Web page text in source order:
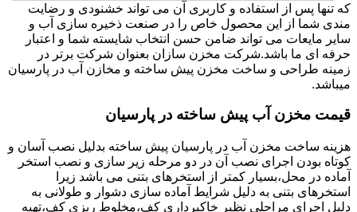
که تنها پس از استفاده و کاربری آن می تواند خشنودی و رضایت
مندی شما از این محصول خاص را در صنعت ذخیره سازی آب و
سایر مایعات می تواند ضامن حسن انتخاب شایسته شما و اعتبار
حرفه ای ما باشد.شرکت مخزن سازان بعنوان شرکت برتر در
زمینه طراحی و ساخت مخزن پیش ساخته و مخازن آب در پارسیان
میباشد.
قیمت مخزن آب پیش ساخته در پارسیان
هزینه ساخت مخزن آب در پارسیان پیش ساخته بدلیل نصب آسان و
کوتاه بودن اجرای نصب آن در دو مرحله زیر سازی و نصب استخر
آماده در محل،بسیار کمتر از استخرهای بتنی می باشد زیرا
استخرهای بتنی به دلیل شرایط آماده سازی دشوار و طولانی به
دلیل اجرای مراحلی نظیر خاکبرداری کف،مخلوط ریزی کف،تهیه